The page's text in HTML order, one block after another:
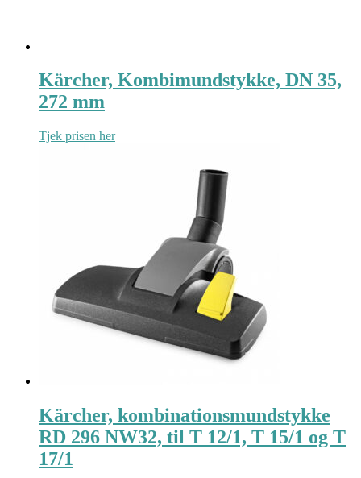
Kärcher, Kombimundstykke, DN 35,
272 mm
Tjek prisen her
Kärcher, kombinationsmundstykke
RD 296 NW32, til T 12/1, T 15/1 og T
17/1